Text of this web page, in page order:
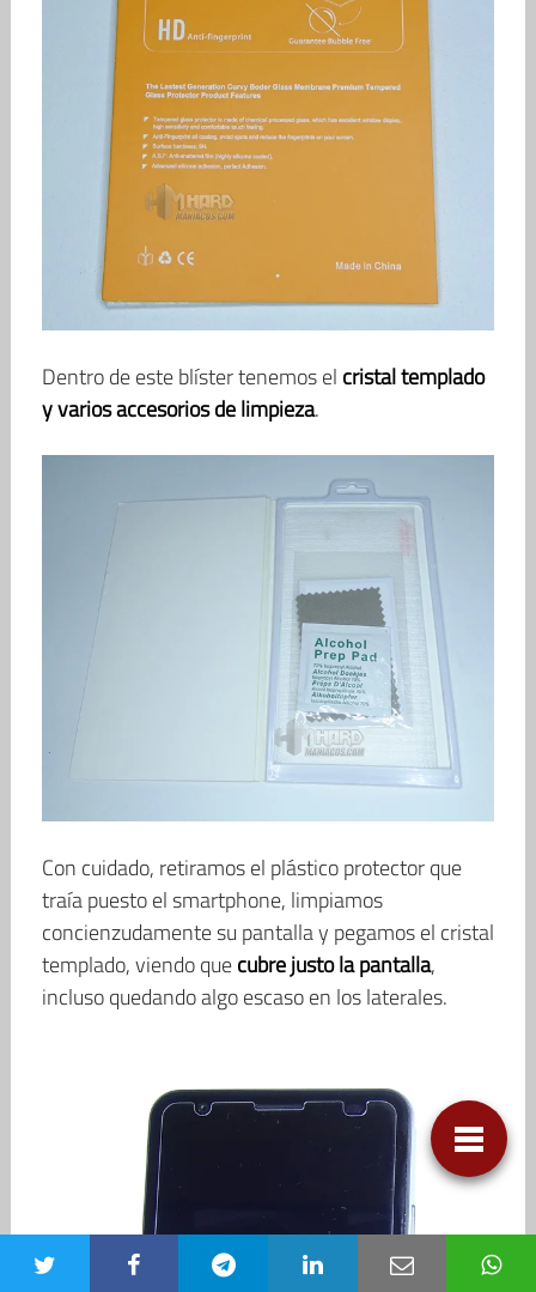
Dentro de este blíster tenemos el cristal templado
y varios accesorios de limpieza.
Con cuidado, retiramos el plástico protector que
traía puesto el smartphone, limpiamos
concienzudamente su pantalla y pegamos el cristal
templado, viendo quecubre justo la pantalla,
incluso quedando algo escaso en los laterales.